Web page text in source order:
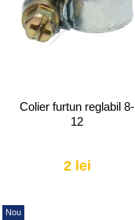
Colier furtun reglabil 8-
12
2 lei
Nou